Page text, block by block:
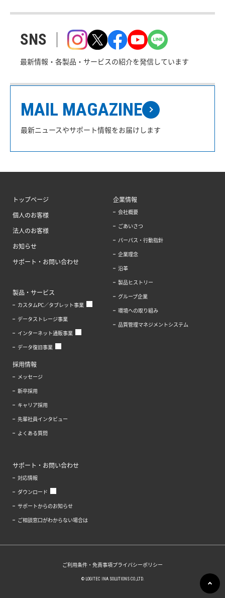
SNS
最新情報・各製品・サービスの紹介を発信しています
MAIL MAGAZINE
最新ニュースやサポート情報をお届けします
トップページ
個人のお客様
法人のお客様
お知らせ
サポート・お問い合わせ
製品・サービス
カスタムPC／タブレット事業
データストレージ事業
インターネット通販事業
データ復旧事業
企業情報
会社概要
ごあいさつ
パーパス・行動指針
企業理念
沿革
製品ヒストリー
グループ企業
環境への取り組み
品質管理マネジメントシステム
採用情報
メッセージ
新卒採用
キャリア採用
先輩社員インタビュー
よくある質問
サポート・お問い合わせ
対応情報
ダウンロード
サポートからのお知らせ
ご相談窓口がわからない場合は
ご利用条件・免責事項プライバシーポリシー
© LOGITEC INA SOLUTIONS CO.,LTD.